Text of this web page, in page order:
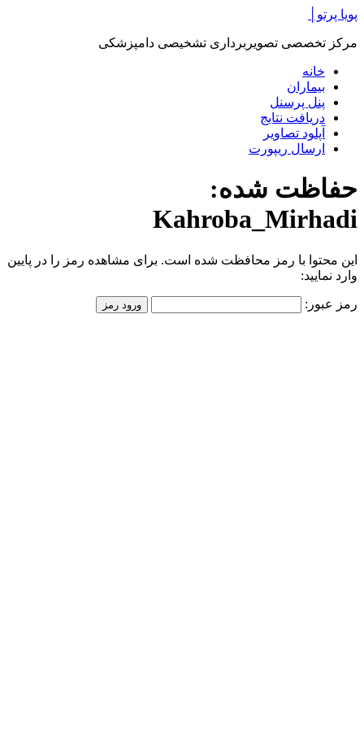
پرش
محتوا
پویا پرتو│
مرکز تخصصی تصویربرداری تشخیصی دامپزشکی
خانه
بیماران
پنل پرسنل
دریافت نتایج
آپلود تصاویر
ارسال ریپورت
حفاظت شده:
Kahroba_Mirhadi
این محتوا با رمز محافظت شده است. برای مشاهده رمز را در پایین
وارد نمایید:
رمز عبور: